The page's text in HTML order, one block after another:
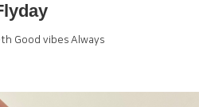
Good vibes Always